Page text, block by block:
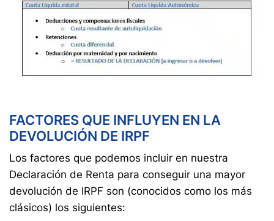
FACTORES QUE INFLUYEN EN LA
DEVOLUCIÓN DE IRPF
Los factores que podemos incluir en nuestra
Declaración de Renta para conseguir una mayor
devolución de IRPF son (conocidos como los más
clásicos) los siguientes: